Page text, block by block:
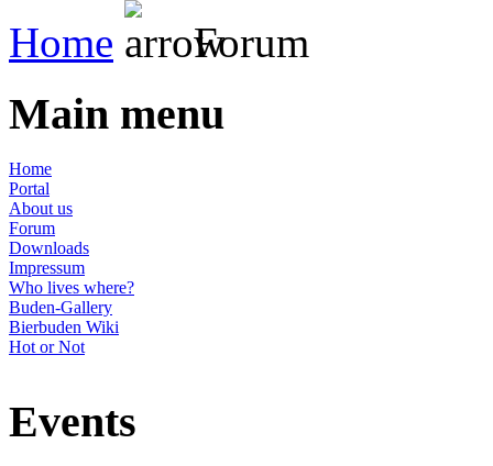
Home Forum
Main menu
Home
Portal
About us
Forum
Downloads
Impressum
Who lives where?
Buden-Gallery
Bierbuden Wiki
Hot or Not
Events